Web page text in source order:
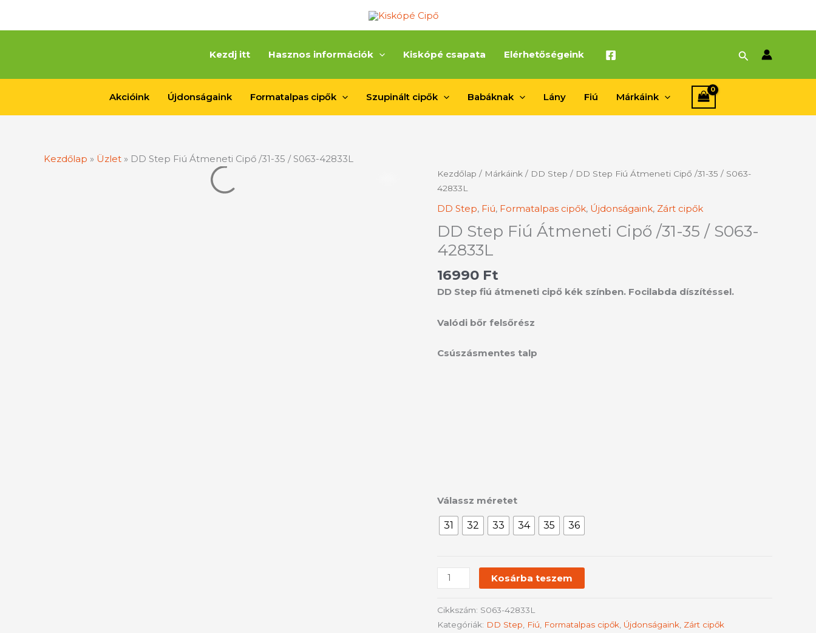
Kezdj itt
Hasznos információk Kiskópé csapata Elérhetőségeink Search
Akcióink Újdonságaink Formatalpas cipők Szupinált cipők Babáknak Lány Fiú Márkáink
Kezdőlap » Üzlet » DD Step Fiú Átmeneti Cipő /31-35 / S063-42833L
Kezdőlap / Márkáink / DD Step / DD Step Fiú Átmeneti Cipő /31-35 / S063-
42833L
DD Step, Fiú, Formatalpas cipők, Újdonságaink, Zárt cipők
DD Step Fiú Átmeneti Cipő /31-35 / S063-
42833L
16990 Ft
DD Step fiú átmeneti cipő kék színben. Focilabda díszítéssel.
Valódi bőr felsőrész
Csúszásmentes talp
Válassz méretet
31 32 33 34 35 36
DD
Step
Átmeneti
Cipő
/31-
/
S063-
mennyiség
Kosárba teszem
Cikkszám: S063-42833L
Kategóriák: DD Step Fiú Formatalpas cipők Újdonságaink Zárt cipők